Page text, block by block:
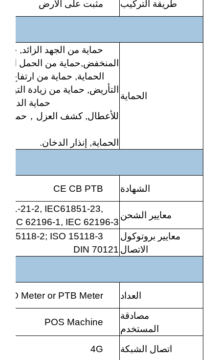
طريقة التركيب مثبت على الأرض
الحماية
حماية من الجهد الزائد,
المنخفض,حماية من الحمل
الحماية, حماية من ارتفاع
التأريض, حماية من زيادة
حماية الدائرة,
للأعطال, كشف العزل ， حماية
الحماية, إنذار الدخان.
الشهادة CE CB PTB
معايير الشحن
21-2, IEC61851-23,
IEC 62196-1, IEC 62196-3
معايير بروتوكول
الاتصال
2; ISO 15118-3;
DIN 70121
العداد
MID Meter or PTB Meter
مصادقة
المستخدم
POS Machine
اتصال الشبكة
4G